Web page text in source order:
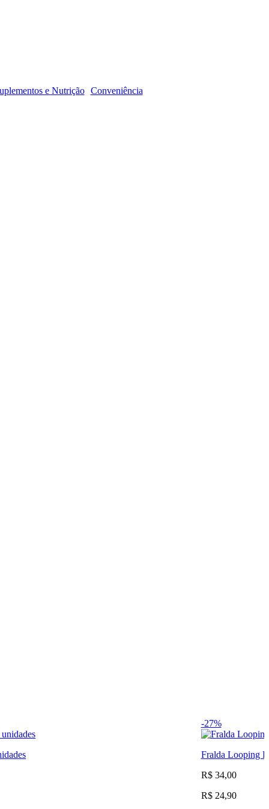
e Nutrição Conveniência
-27%
Fralda Looping
R$ 34,00
R$ 24,90